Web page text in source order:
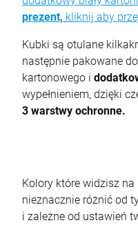
prezent, kliknij aby
Kubki są otulane
następnie pakowane
kartonowego i
wypełnieniem, dzięki
3 warstwy ochronne.
Kolory które widzisz
nieznacznie różnić od
i zależne od ustawień